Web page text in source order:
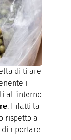
di tirare
i
all'interno
. Infatti la
rispetto a
di riportare